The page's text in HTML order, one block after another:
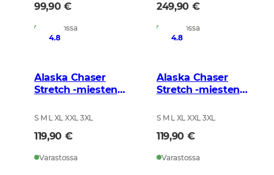
99,90 €
Varastossa
249,90 €
Varastossa
4.8
Alaska Chaser
Stretch -miesten
Forest
S M L XL XXL 3XL
119,90 €
Varastossa
4.8
Alaska Chaser
Stretch -miesten
Blur
S M L XL XXL 3XL
119,90 €
Varastossa